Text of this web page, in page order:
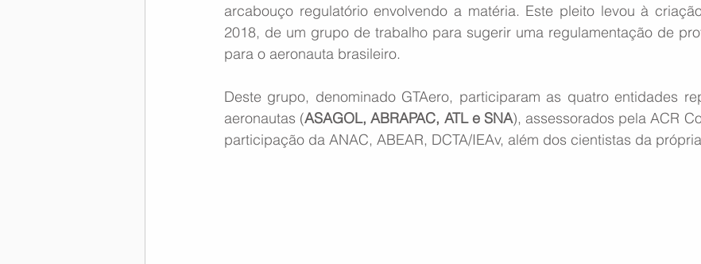
arcabouço regulatório envolvendo a matéria. Este pleito levou à
2018, de um grupo de trabalho para sugerir uma regulamentação de
para o aeronauta brasileiro.
Deste grupo, denominado GTAero, participaram as quatro entidades
aeronautas (ASAGOL, ABRAPAC, ATL e SNA), assessorados pela ACR
participação da ANAC, ABEAR, DCTA/IEAv, além dos cientistas da